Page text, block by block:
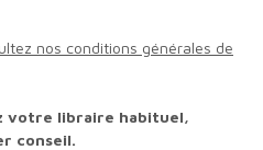
nos conditions générales de
conseil.